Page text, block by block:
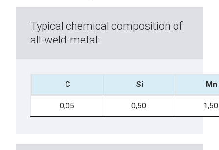
Typical chemical composition of
all-weld-metal:
C Si Mn
0,05 0,50 1,50